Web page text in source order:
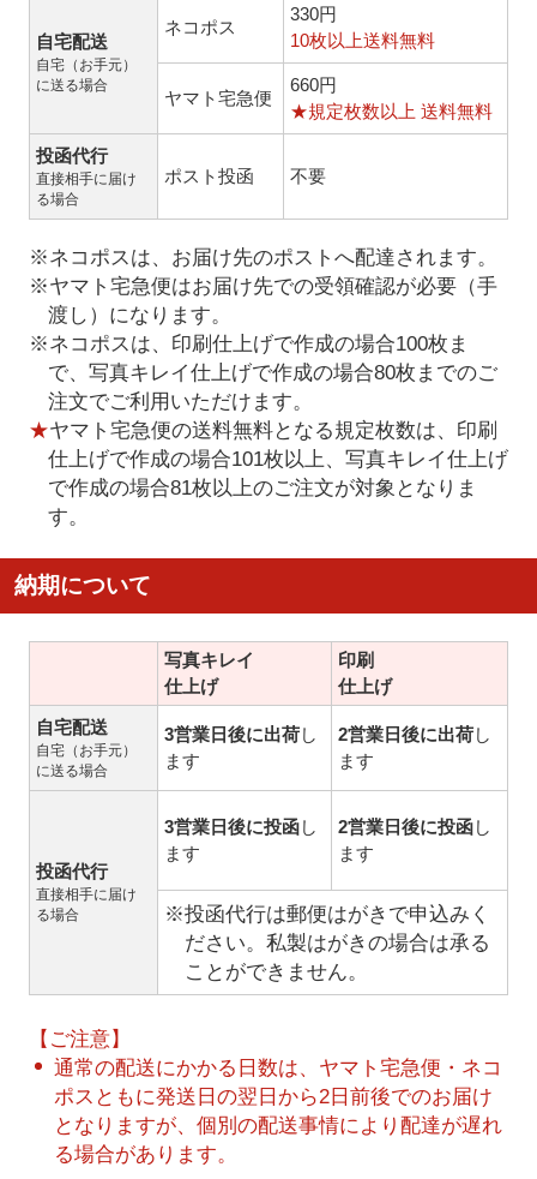
自宅配送
自宅（お手元）
に送る場合
ネコポス
330円
10枚以上送料無料
ヤマト宅急便
660円
★規定枚数以上 送料無料
投函代行
直接相手に届け
る場合
ポスト投函 不要
※ネコポスは、お届け先のポストへ配達されます。
※ヤマト宅急便はお届け先での受領確認が必要（手
渡し）になります。
※ネコポスは、印刷仕上げで作成の場合100枚ま
で、写真キレイ仕上げで作成の場合80枚までのご
注文でご利用いただけます。
★ヤマト宅急便の送料無料となる規定枚数は、印刷
仕上げで作成の場合101枚以上、写真キレイ仕上げ
で作成の場合81枚以上のご注文が対象となりま
す。
納期について
写真キレイ
仕上げ
印刷
仕上げ
自宅配送
自宅（お手元）
に送る場合
3営業日後に出荷し
ます
2営業日後に出荷し
ます
投函代行
直接相手に届け
る場合
3営業日後に投函し
ます
2営業日後に投函し
ます
※投函代行は郵便はがきで申込みく
ださい。私製はがきの場合は承る
ことができません。
【ご注意】
通常の配送にかかる日数は、ヤマト宅急便・ネコ
ポスともに発送日の翌日から2日前後でのお届け
となりますが、個別の配送事情により配達が遅れ
る場合があります。